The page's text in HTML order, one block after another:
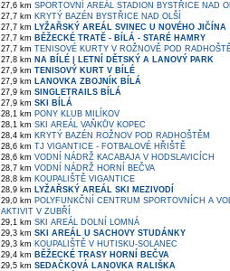
27,6 km SPORTOVNÍ AREÁL STADION BYSTŘICE NAD
27,7 km KRYTÝ BAZÉN BYSTŘICE NAD OLŠÍ
27,7 km LYŽAŘSKÝ AREÁL SVINEC U NOVÉHO JIČÍNA
27,7 km BĚŽECKÉ TRATĚ - BÍLÁ - STARÉ HAMRY
27,7 km TENISOVÉ KURTY V ROŽNOVĚ POD
27,8 km NA BÍLÉ | LETNÍ DĚTSKÝ A LANOVÝ PARK
27,9 km TENISOVÝ KURT V BÍLÉ
27,9 km LANOVKA ZBOJNÍK BÍLÁ
27,9 km SINGLETRAILS BÍLÁ
27,9 km SKI BÍLÁ
28,1 km PONY KLUB MILÍKOV
28,1 km SKI AREÁL VAŇKŮV KOPEC
28,4 km KRYTÝ BAZÉN ROŽNOV POD RADHOŠTĚM
28,6 km TJ VIGANTICE - FOTBALOVÉ HŘIŠTĚ
28,6 km VODNÍ NÁDRŽ KACABAJA V HODSLAVICÍCH
28,7 km VODNÍ NÁDRŽ HORNÍ BEČVA
28,8 km KOUPALIŠTĚ VIGANTICE
28,9 km LYŽAŘSKÝ AREÁL SKI MEZIVODÍ
29,0 km POLYFUNKČNÍ CENTRUM SPORTOVNÍCH A
AKTIVIT V ZUBŘÍ
29,1 km SKI AREÁL DOLNÍ LOMNÁ
29,3 km SKI AREÁL U SACHOVY STUDÁNKY
29,3 km KOUPALIŠTĚ V HUTISKU-SOLANEC
29,4 km BĚŽECKÉ TRASY HORNÍ BEČVA
29,5 km SEDAČKOVÁ LANOVKA RALIŠKA